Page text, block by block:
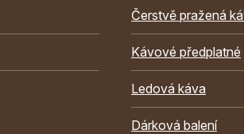
Čerstvě pražená
Kávové předplatné
Ledová káva
Dárková balení